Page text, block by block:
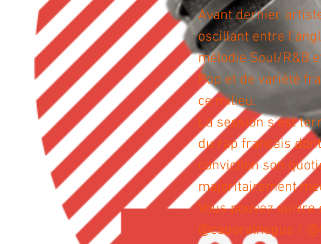
Avant dernier
oscillant entre
mélodie Soul/R&B
Pop et de variété
ce milieu.
La session s’est
du rap français
conviction son
majoritairement
Vous pouvez
@caporalnegus /